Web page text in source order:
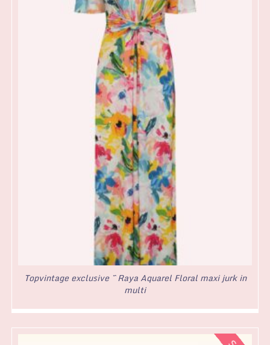
Topvintage exclusive ~ Raya Aquarel Floral maxi jurk in
multi